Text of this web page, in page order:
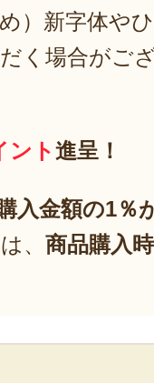
）新字体や
く場合がご
ント進呈！
入金額の1％
、 商品購入